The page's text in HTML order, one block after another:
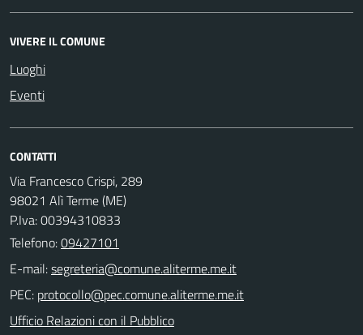
VIVERE IL COMUNE
Luoghi
Eventi
CONTATTI
Via Francesco Crispi, 289
98021 Alì Terme (ME)
P.Iva: 00394310833
Telefono:09427101
E-mail:
PEC:
Ufficio Relazioni con il Pubblico